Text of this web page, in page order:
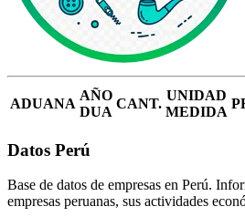
ADUANA
AÑO
DUA
CANT.
UNIDAD
MEDIDA
Datos Perú
Base de datos de empresas en Perú.
empresas peruanas, sus actividades